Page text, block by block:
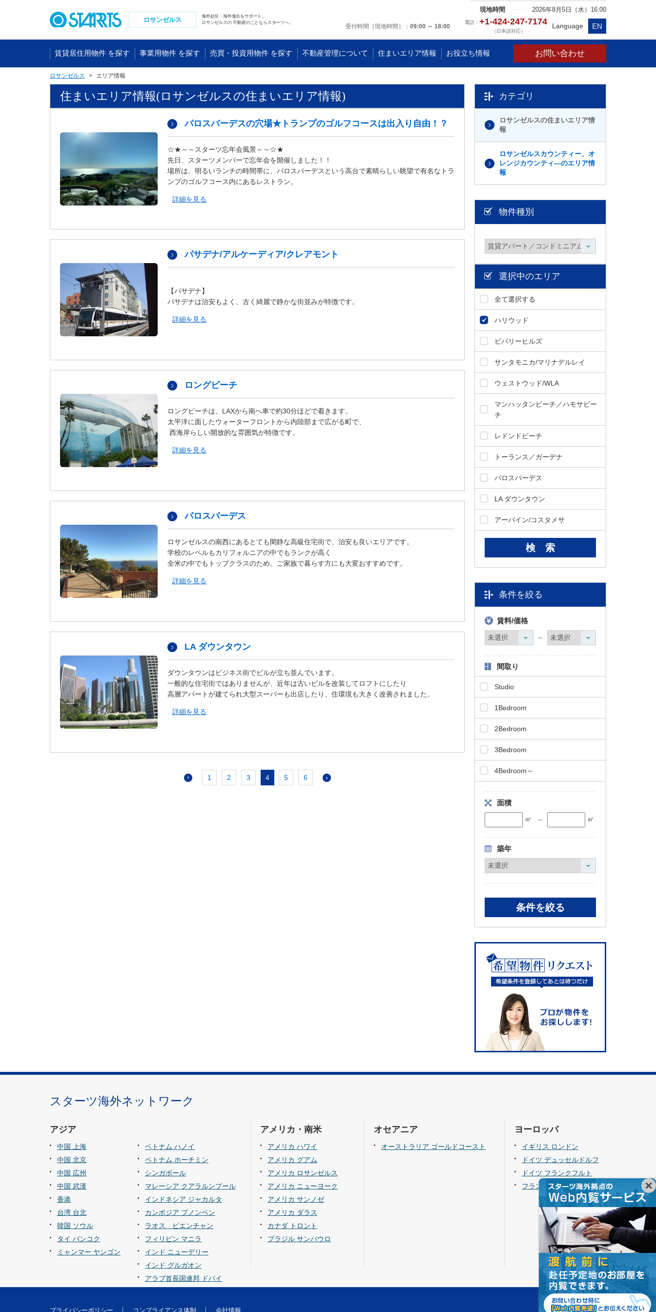
動
ロサンゼルス
海外赴任・海外進出をサポート。
ロサンゼルスの 不動産のことならスターツへ。
現地時間 2026年8月5日（水）16:00
受付時間［現地時間］ 09:00 ～ 18:00
電話： +1-424-247-7174
（日本語対応）
Language EN
賃貸居住用物件 を探す 事業用物件 を探す 売買・投資用物件 を探す 不動産管理について 住まいエリア情報 お役立ち情報 お問い合わせ
ロサンゼルス エリア情報
住まいエリア情報(ロサンゼルスの住まいエリア情報)
パロスバーデスの穴場★トランプのゴルフコースは出入り自由！？
☆★～～スターツ忘年会風景～～☆★
先日、スターツメンバーで忘年会を開催しました！！
場所は、明るいランチの時間帯に、パロスバーデスという高台で素晴らしい眺望で有名なトラ
ンプのゴルフコース内にあるレストラン。
詳細を見る
パサデナ/アルケーディア/クレアモント
【パサデナ】
パサデナは治安もよく、古く綺麗で静かな街並みが特徴です。
詳細を見る
ロングビーチ
ロングビーチは、LAXから南へ車で約30分ほどで着きます。
太平洋に面したウォーターフロントから内陸部まで広がる町で、
西海岸らしい開放的な雰囲気が特徴です。
詳細を見る
パロスバーデス
ロサンゼルスの南西にあるとても閑静な高級住宅街で、治安も良いエリアです。
学校のレベルもカリフォルニアの中でもランクが高く
全米の中でもトップクラスのため、ご家族で暮らす方にも大変おすすめです。
詳細を見る
LA ダウンタウン
ダウンタウンはビジネス街でビルが立ち並んでいます。
一般的な住宅街ではありませんが、近年は古いビルを改装してロフトにしたり
高層アパートが建てられ大型スーパーも出店したり、住環境も大きく改善されました。
詳細を見る
1 2 3 4 5 6
カテゴリ
ロサンゼルスの住まいエリア情
報
ロサンゼルスカウンティー、オ
レンジカウンティ―のエリア情
報
物件種別
選択中のエリア
全て選択する
ハリウッド
ビバリーヒルズ
サンタモニカ/マリナデルレイ
ウェストウッド/WLA
マンハッタンビーチ／ハモサビー
チ
レドンドビーチ
トーランス／ガーデナ
パロスバーデス
LA ダウンタウン
アーバイン/コスタメサ
条件を絞る
賃料/価格
～
間取り
Studio
1Bedroom
2Bedroom
3Bedroom
4Bedroom～
面積
㎡ ～ ㎡
築年
スターツ海外ネットワーク
アジア
中国 上海
中国 北京
中国 広州
中国 武漢
香港
台湾 台北
韓国 ソウル
タイ バンコク
ミャンマー ヤンゴン
ベトナム ハノイ
ベトナム ホーチミン
シンガポール
マレーシア クアラルンプール
インドネシア ジャカルタ
カンボジア プノンペン
ラオス ビエンチャン
フィリピン マニラ
インド ニューデリー
インド グルガオン
アラブ首長国連邦 ドバイ
アメリカ・南米
アメリカ ハワイ
アメリカ グアム
アメリカ ロサンゼルス
アメリカ ニューヨーク
アメリカ サンノゼ
アメリカ ダラス
カナダ トロント
ブラジル サンパウロ
オセアニア
オーストラリア ゴールドコースト
ヨーロッパ
イギリス ロンドン
ドイツ デュッセルドルフ
ドイツ フランクフルト
フランス パリ
プライバシーポリシー コンプライアンス体制 会社情報